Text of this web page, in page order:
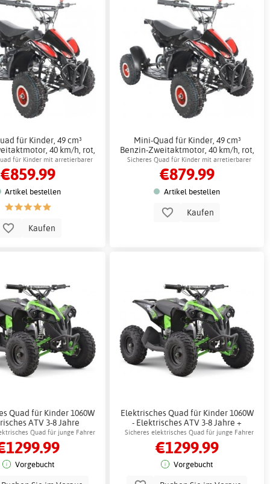
für Kinder, 49 cm³
40 km/h, rot,
ATV
für Kinder mit arretierbarer
Geschwindigkeit
€859.99
Artikel bestellen
Kaufen
Mini-Quad für Kinder, 49 cm³
Benzin-Zweitaktmotor, 40 km/h, rot,
ATV + Schlosskette
Sicheres Quad für Kinder mit arretierbarer
Geschwindigkeit
€879.99
Artikel bestellen
Kaufen
Quad für Kinder 1060W
ATV 3-8 Jahre
Quad für junge Fahrer
Vorgebucht
Elektrisches Quad für Kinder 1060W
- Elektrisches ATV 3-8 Jahre +
Reflektierendes Geschirr
Sicheres elektrisches Quad für junge Fahrer
€1299.99
Vorgebucht